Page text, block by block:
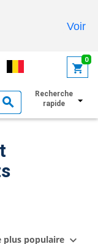
Voir
0
Recherche
rapide
plus populaire